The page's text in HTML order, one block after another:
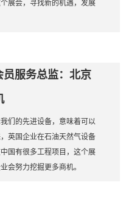
展会，寻找新的机遇，发展
服务总监：北京
们的先进设备，意味着可以
英国企业在石油天然气设备
国有很多工程项目，这个展
会努力挖掘更多商机。